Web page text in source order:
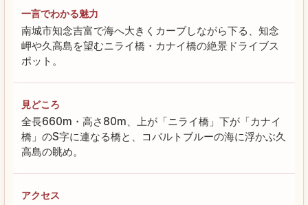
一言でわかる魅力
南城市知念吉富で海へ大きくカーブしながら下る、知念
岬や久高島を望むニライ橋・カナイ橋の絶景ドライブス
ポット。
見どころ
全長660m・高さ80m、上が「ニライ橋」下が「カナイ
橋」のS字に連なる橋と、コバルトブルーの海に浮かぶ久
高島の眺め。
アクセス